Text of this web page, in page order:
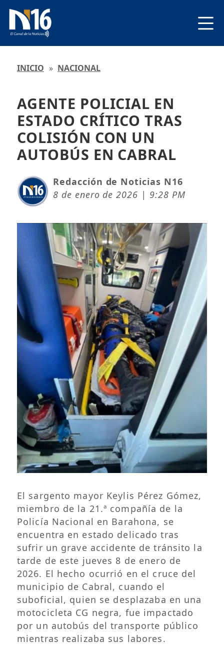
INICIO » NACIONAL
AGENTE POLICIAL EN
ESTADO CRÍTICO TRAS
COLISIÓN CON UN
AUTOBÚS EN CABRAL
Redacción de Noticias N16
8 de enero de 2026 | 9:28 PM
El sargento mayor Keylis Pérez Gómez,
miembro de la 21.ª compañía de la
Policía Nacional en Barahona, se
encuentra en estado delicado tras
sufrir un grave accidente de tránsito la
tarde de este jueves 8 de enero de
2026. El hecho ocurrió en el cruce del
municipio de Cabral, cuando el
suboficial, quien se desplazaba en una
motocicleta CG negra, fue impactado
por un autobús del transporte público
mientras realizaba sus labores.